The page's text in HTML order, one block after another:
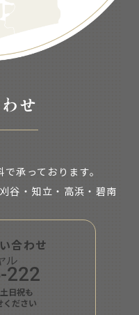
せ
承っております。
谷・知立・ 高浜・碧南
合わせ
222
日祝も
ください